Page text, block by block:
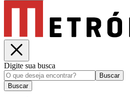
Digite sua busca
Buscar
Buscar